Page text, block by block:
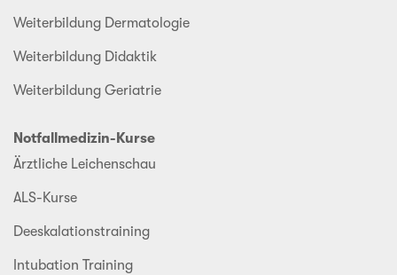
Weiterbildung Dermatologie
Weiterbildung Didaktik
Weiterbildung Geriatrie
Notfallmedizin-Kurse
Ärztliche Leichenschau
ALS-Kurse
Deeskalationstraining
Intubation Training